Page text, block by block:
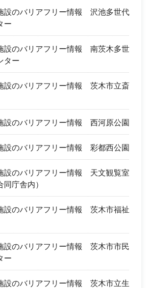
設のバリアフリー情報 沢池多世代
ー
設のバリアフリー情報 南茨木多世
ター
設のバリアフリー情報 茨木市立斎
設のバリアフリー情報 西河原公園
設のバリアフリー情報 彩都西公園
設のバリアフリー情報 天文観覧室
同庁舎内）
設のバリアフリー情報 茨木市福祉
設のバリアフリー情報 茨木市市民
ー
設のバリアフリー情報 茨木市立生